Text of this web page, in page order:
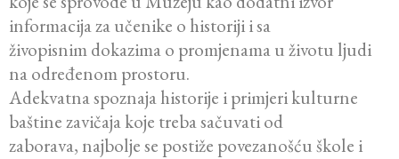
informacija za učenike o historiji i sa
živopisnim dokazima o promjenama u životu ljudi
na određenom prostoru.
Adekvatna spoznaja historije i primjeri kulturne
baštine zavičaja koje treba sačuvati od
zaborava, najbolje se postiže povezanošću škole i